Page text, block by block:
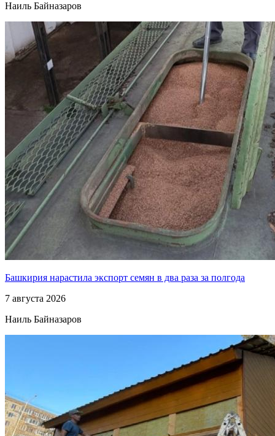
Наиль Байназаров
Башкирия нарастила экспорт семян в два раза за полгода
7 августа 2026
Наиль Байназаров